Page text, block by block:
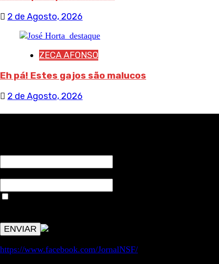
2 de Agosto, 2026
ZECA AFONSO
Eh pá! Estes gajos são malucos
2 de Agosto, 2026
https://www.facebook.com/JornalNSF/